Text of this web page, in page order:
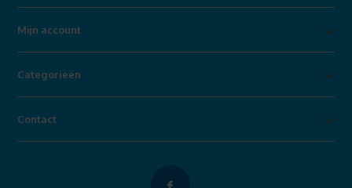
Mijn account
Categorieën
Contact